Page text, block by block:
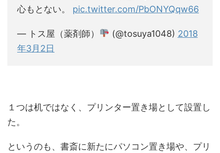
心もとない。 pic.twitter.com/PbONYQqw66
— トス屋（薬剤師） (@tosuya1048) 2018
年3月2日
１つは机ではなく、プリンター置き場として設置し
た。
というのも、書斎に新たにパソコン置き場や、プリ